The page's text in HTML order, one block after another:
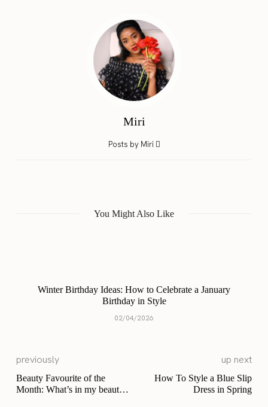
Miri
Posts by Miri
You Might Also Like
Winter Birthday Ideas: How to Celebrate a January
Birthday in Style
02/04/2026
previously
Beauty Favourite of the
Month: What’s in my beauty
up next
How To Style a Blue Slip
Dress in Spring